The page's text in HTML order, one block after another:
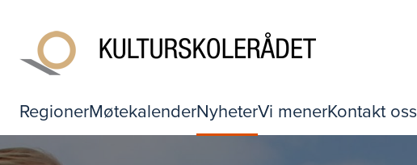
RegionerMøtekalenderNyheterVi menerKontakt oss